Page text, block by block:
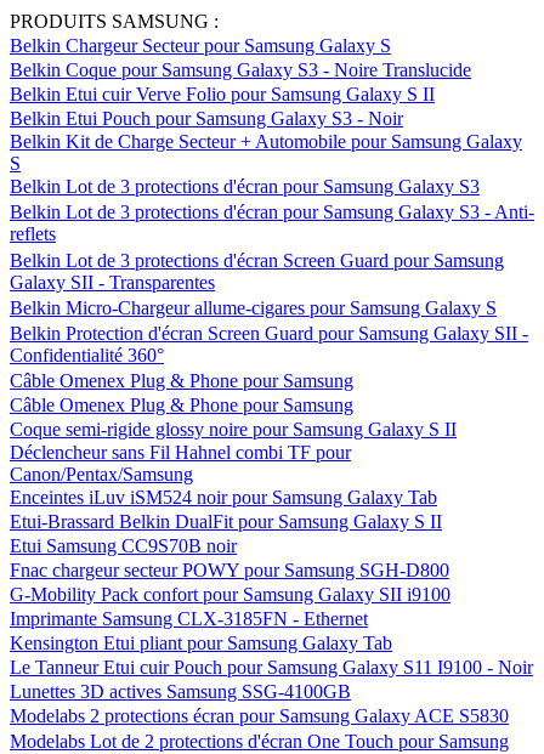
PRODUITS SAMSUNG :
Belkin Chargeur Secteur pour Samsung Galaxy S
Belkin Coque pour Samsung Galaxy S3 - Noire Translucide
Belkin Etui cuir Verve Folio pour Samsung Galaxy S II
Belkin Etui Pouch pour Samsung Galaxy S3 - Noir
Belkin Kit de Charge Secteur + Automobile pour Samsung Galaxy
S
Belkin Lot de 3 protections d'écran pour Samsung Galaxy S3
Belkin Lot de 3 protections d'écran pour Samsung Galaxy S3 - Anti-
reflets
Belkin Lot de 3 protections d'écran Screen Guard pour Samsung
Galaxy SII - Transparentes
Belkin Micro-Chargeur allume-cigares pour Samsung Galaxy S
Belkin Protection d'écran Screen Guard pour Samsung Galaxy SII -
Confidentialité 360°
Câble Omenex Plug & Phone pour Samsung
Câble Omenex Plug & Phone pour Samsung
Coque semi-rigide glossy noire pour Samsung Galaxy S II
Déclencheur sans Fil Hahnel combi TF pour
Canon/Pentax/Samsung
Enceintes iLuv iSM524 noir pour Samsung Galaxy Tab
Etui-Brassard Belkin DualFit pour Samsung Galaxy S II
Etui Samsung CC9S70B noir
Fnac chargeur secteur POWY pour Samsung SGH-D800
G-Mobility Pack confort pour Samsung Galaxy SII i9100
Imprimante Samsung CLX-3185FN - Ethernet
Kensington Etui pliant pour Samsung Galaxy Tab
Le Tanneur Etui cuir Pouch pour Samsung Galaxy S11 I9100 - Noir
Lunettes 3D actives Samsung SSG-4100GB
Modelabs 2 protections écran pour Samsung Galaxy ACE S5830
Modelabs Lot de 2 protections d'écran One Touch pour Samsung